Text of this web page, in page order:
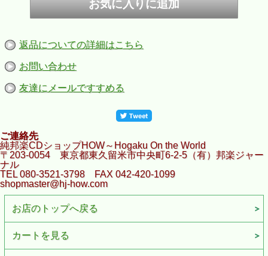
返品についての詳細はこちら
お問い合わせ
友達にメールですすめる
ご連絡先
純邦楽CDショップHOW～Hogaku On the World
〒203-0054 東京都東久留米市中央町6-2-5（有）邦楽ジャー
ナル
TEL 080-3521-3798 FAX 042-420-1099
shopmaster@hj-how.com
お店のトップへ戻る
カートを見る